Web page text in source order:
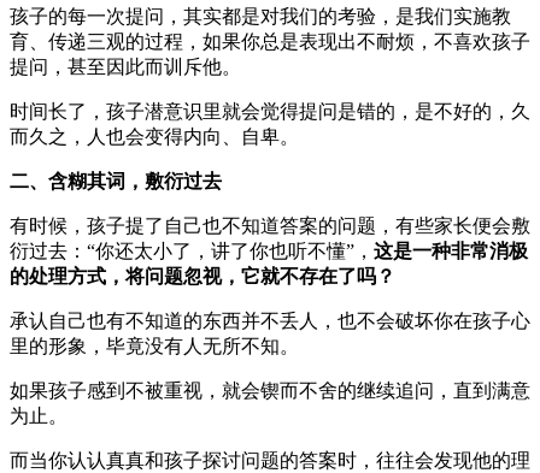
孩子的每一次提问，其实都是对我们的考验，是我们实施教
育、传递三观的过程，如果你总是表现出不耐烦，不喜欢孩子
提问，甚至因此而训斥他。
时间长了，孩子潜意识里就会觉得提问是错的，是不好的，久
而久之，人也会变得内向、自卑。
二、含糊其词，敷衍过去
有时候，孩子提了自己也不知道答案的问题，有些家长便会敷
衍过去：“你还太小了，讲了你也听不懂”， 这是一种非常消极
的处理方式，将问题忽视，它就不存在了吗？
承认自己也有不知道的东西并不丢人，也不会破坏你在孩子心
里的形象，毕竟没有人无所不知。
如果孩子感到不被重视，就会锲而不舍的继续追问，直到满意
为止。
而当你认认真真和孩子探讨问题的答案时，往往会发现他的理